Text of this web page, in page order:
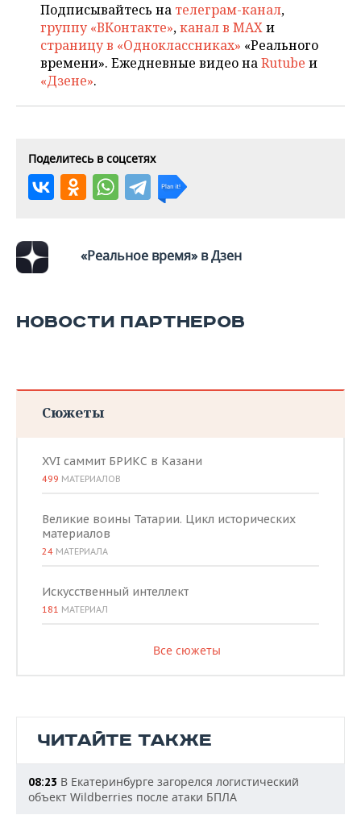
ОПК
ЭНЕРГЕТИКА
ТРАНСПОРТ
УСЛУГИ
МЕДИА
ТЕЛЕКОММУНИКАЦИИ
НОВОСТИ МЕРОПРИЯТИЙ
ВЫЕЗДНАЯ РЕДАКЦИЯ
БИЗНЕС-БРАНЧИ
ОТКРЫТАЯ ЛЕКЦИЯ
СПОРТ
НОВОСТИ СПОРТА
ФУТБОЛ
БАСКЕТБОЛ
ВОЛЕЙБОЛ
ФИГУРНОЕ КАТАНИЕ
ОБЩЕСТВО
НОВОСТИ ОБЩЕСТВА
ИНФРАСТРУКТУРА
ИСТОРИЯ
МЕДИЦИНА
ФОТОГАЛЕРЕЯ
СПРАВОЧНИК
СПИСОК ПЕРСОН
ПОЛНАЯ ВЕРСИЯ
Подписывайтесь на телеграм-канал,
группу «ВКонтакте»,канал в MAXи
страницу в «Одноклассниках» «Реального
времени». Ежедневные видео наRutube и
«Дзене».
Поделитесь в соцсетях
«Реальное время» в Дзен
НОВОСТИ ПАРТНЕРОВ
Сюжеты
XVI саммит БРИКС в Казани
499 МАТЕРИАЛОВ
Великие воины Татарии. Цикл исторических
материалов
24 МАТЕРИАЛА
Искусственный интеллект
181 МАТЕРИАЛ
Все сюжеты
ЧИТАЙТЕ ТАКЖЕ
08:23 В Екатеринбурге загорелся логистический
объект Wildberries после атаки БПЛА